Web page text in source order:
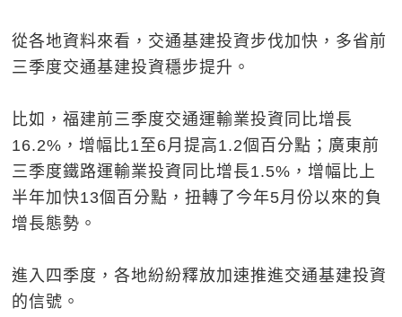
從各地資料來看，交通基建投資步伐加快，多省前
三季度交通基建投資穩步提升。
比如，福建前三季度交通運輸業投資同比增長
16.2%，增幅比1至6月提高1.2個百分點；廣東前
三季度鐵路運輸業投資同比增長1.5%，增幅比上
半年加快13個百分點，扭轉了今年5月份以來的負
增長態勢。
進入四季度，各地紛紛釋放加速推進交通基建投資
的信號。